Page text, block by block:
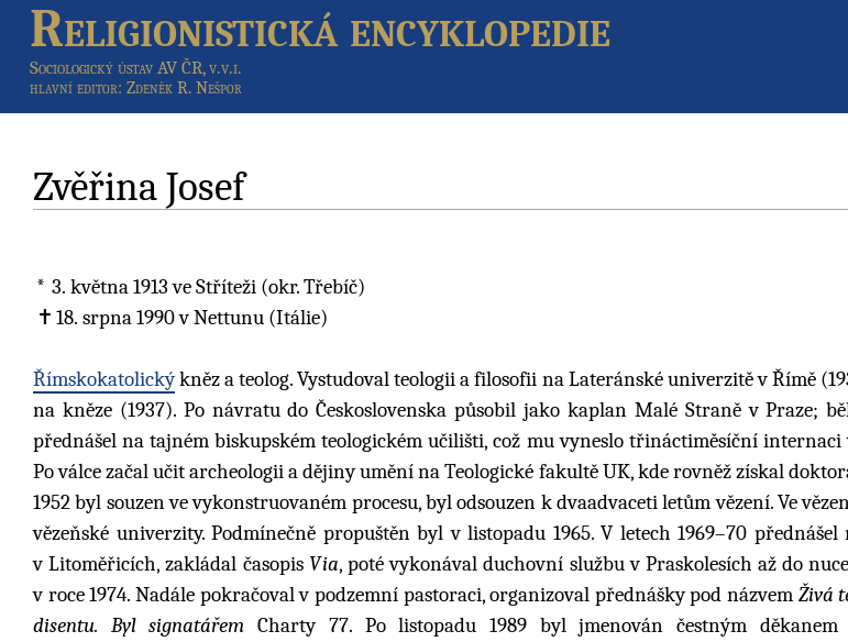
Religionistická encyklopedie
Sociologický ústav AV ČR, v.v.i.
hlavní editor: Zdeněk R. Nešpor
Zvěřina Josef
3. května 1913ve Stříteži (okr. Třebíč)
18. srpna 1990v Nettunu (Itálie)
Římskokatolickýkněz a teolog. Vystudoval teologii a filosofii na Lateránské univerzitě v Římě
na kněze (1937). Po návratu do Československa působil jako kaplan Malé Straně v Praze;
přednášel na tajném biskupském teologickém učilišti, což mu vyneslo třináctiměsíční internaci
Po válce začal učit archeologii a dějiny umění na Teologické fakultě UK, kde rovněž získal
1952 byl souzen ve vykonstruovaném procesu, byl odsouzen k dvaadvaceti letům vězení. Ve
vězeňské univerzity. Podmínečně propuštěn byl v listopadu 1965. V letech 1969–70
v Litoměřicích, zakládal časopis Via, poté vykonával duchovní službu v Praskolesích až do
v roce 1974. Nadále pokračoval v podzemní pastoraci, organizoval přednášky pod názvem Živá
disentu. Byl signatářem Charty 77. Po listopadu 1989 byl jmenován čestným